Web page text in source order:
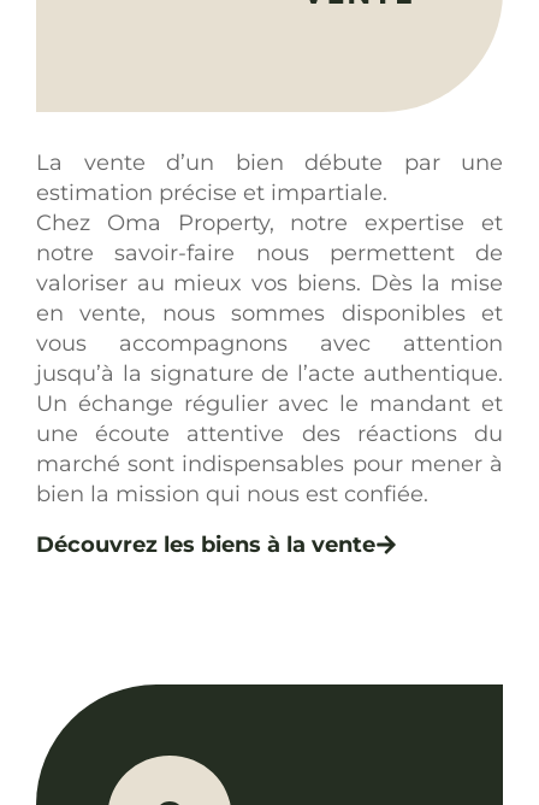
La vente d’un bien débute par une
estimation précise et impartiale.
Chez Oma Property, notre expertise et
notre savoir-faire nous permettent de
valoriser au mieux vos biens. Dès la mise
en vente, nous sommes disponibles et
vous accompagnons avec attention
jusqu’à la signature de l’acte authentique.
Un échange régulier avec le mandant et
une écoute attentive des réactions du
marché sont indispensables pour mener à
bien la mission qui nous est confiée.
Découvrez les biens à la vente